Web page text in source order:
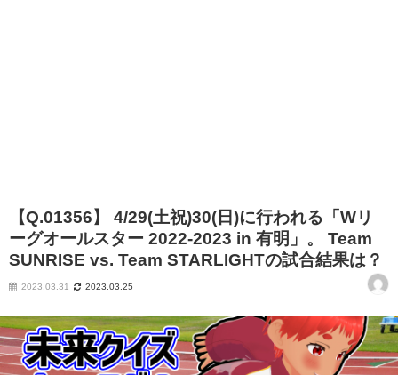
【Q.01356】 4/29(土祝)30(日)に行われる「Wリ
ーグオールスター 2022‐2023 in 有明」。 Team
SUNRISE vs. Team STARLIGHTの試合結果は？
2023.03.31 2023.03.25